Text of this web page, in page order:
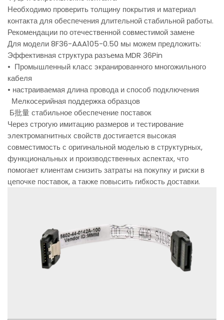
Необходимо проверить толщину покрытия и материал
контакта для обеспечения длительной стабильной работы.
Рекомендации по отечественной совместимой замене
Для модели 8F36-AAA105-0.50 мы можем предложить:
Эффективная структура разъема MDR 36Pin
• Промышленный класс экранированного многожильного
кабеля
• настраиваемая длина провода и способ подключения
Мелкосерийная поддержка образцов
Б批量 стабильное обеспечение поставок
Через строгую имитацию размеров и тестирование
электромагнитных свойств достигается высокая
совместимость с оригинальной моделью в структурных,
функциональных и производственных аспектах, что
помогает клиентам снизить затраты на покупку и риски в
цепочке поставок, а также повысить гибкость доставки.